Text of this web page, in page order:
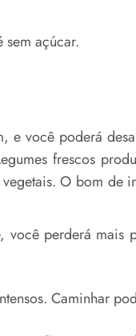
açúcar.
você poderá
frescos
O bom de
perderá
Caminhar